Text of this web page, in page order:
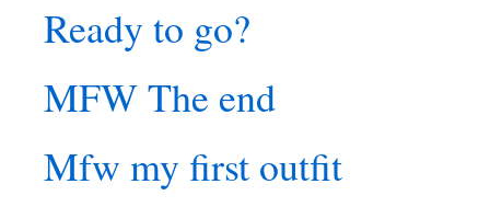
Ready to go?
MFW The end
Mfw my first outfit